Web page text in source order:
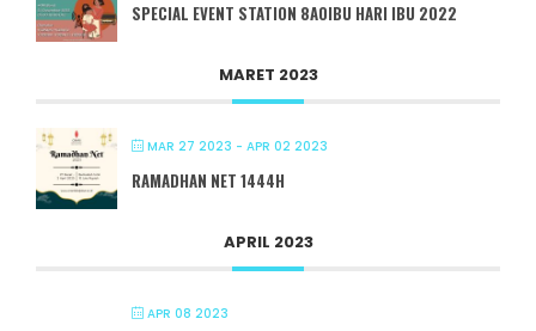
SPECIAL EVENT STATION 8A0IBU HARI IBU 2022
MARET 2023
MAR 27 2023 - APR 02 2023
RAMADHAN NET 1444H
APRIL 2023
APR 08 2023